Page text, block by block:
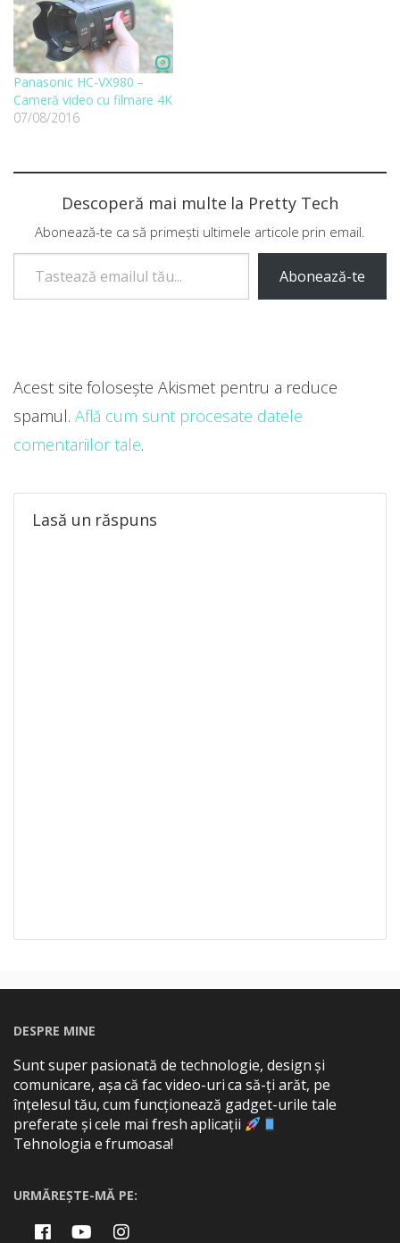
Panasonic HC-VX980 –
Cameră video cu filmare 4K
07/08/2016
Descoperă mai multe la Pretty Tech
Abonează-te ca să primești ultimele articole prin email.
Tastează emailul tău...
Abonează-te
Lasă un răspuns
Acest site folosește Akismet pentru a reduce
spamul. Află cum sunt procesate datele
comentariilor tale.
DESPRE MINE
Sunt super pasionată de technologie, design și
comunicare, așa că fac video-uri ca să-ți arăt, pe
înțelesul tău, cum funcționează gadget-urile tale
preferate și cele mai fresh aplicații
Tehnologia e frumoasa!
URMĂREȘTE-MĂ PE: